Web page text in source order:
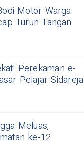
Motor Warga
Turun Tangan
Perekaman e-
Pelajar Sidareja
Meluas,
ke-12